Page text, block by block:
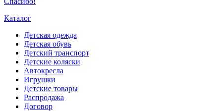
Каталог
Детская одежда
Детская обувь
Детский транспорт
Детские коляски
Автокресла
Игрушки
Детские товары
Распродажа
Договор